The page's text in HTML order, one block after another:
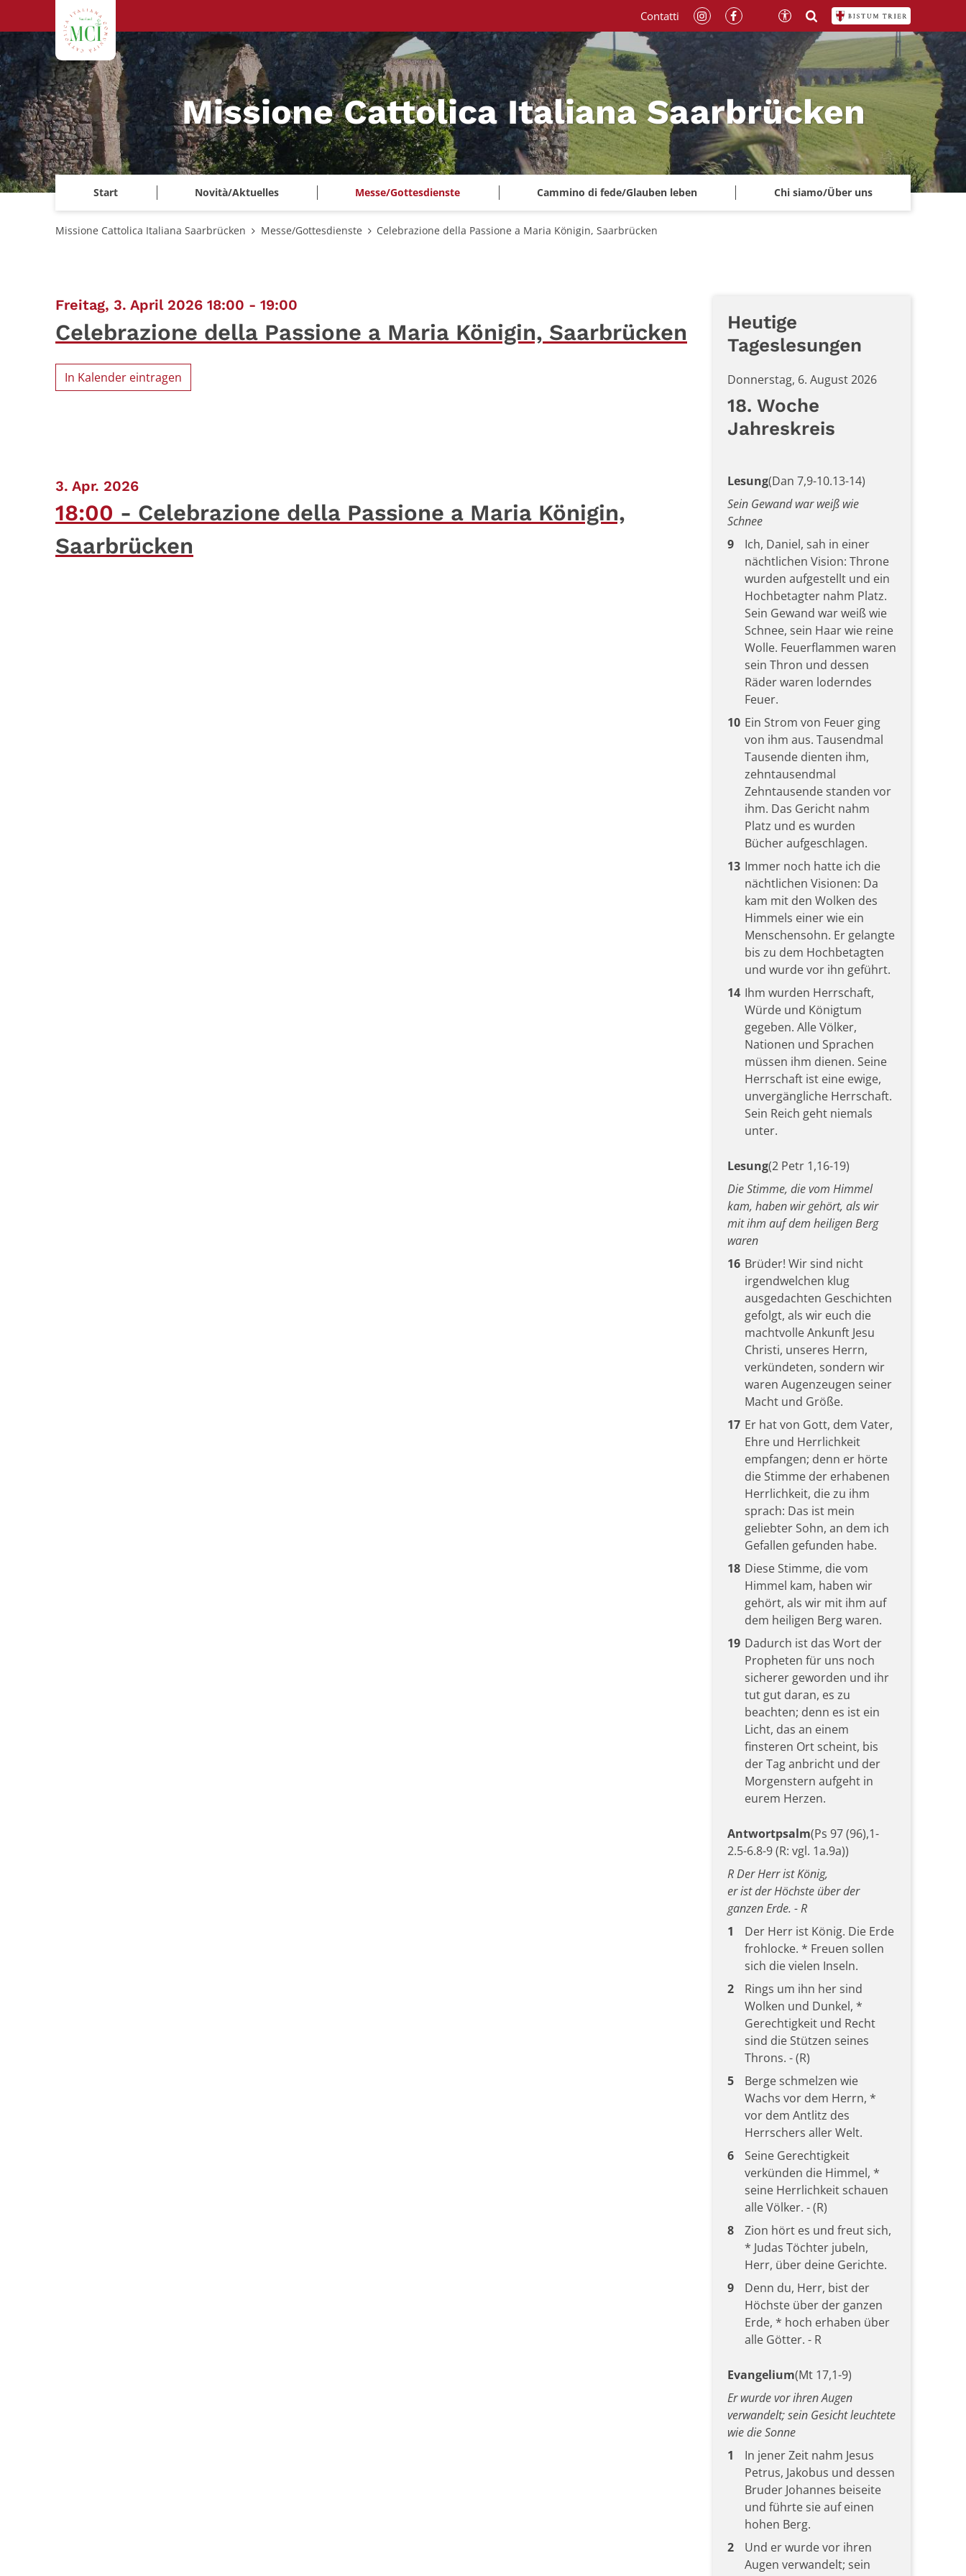
Zum Inhalt springen
Missione Cattolica Italiana Saarbrücken
Start Novità/Aktuelles Messe/Gottesdienste Cammino di fede/Glauben leben Chi siamo/Über uns
Contatti
Missione Cattolica Italiana Saarbrücken Messe/Gottesdienste Celebrazione della Passione a Maria Königin, Saarbrücken
Freitag, 3. April 2026 18:00 - 19:00
Celebrazione della Passione a Maria Königin, Saarbrücken
In Kalender eintragen
3. Apr. 2026:
18:00
Celebrazione della Passione a Maria Königin,
Saarbrücken
Heutige
Tageslesungen
Donnerstag, 6. August 2026
18. Woche
Jahreskreis
Lesung(Dan 7,9-10.13-14)
Sein Gewand war weiß wie
Schnee
9
Ich, Daniel, sah in einer
nächtlichen Vision: Throne
wurden aufgestellt und ein
Hochbetagter nahm Platz.
Sein Gewand war weiß wie
Schnee, sein Haar wie reine
Wolle. Feuerflammen waren
sein Thron und dessen
Räder waren loderndes
Feuer.
10 Ein Strom von Feuer ging
von ihm aus. Tausendmal
Tausende dienten ihm,
zehntausendmal
Zehntausende standen vor
ihm. Das Gericht nahm
Platz und es wurden
Bücher aufgeschlagen.
13 Immer noch hatte ich die
nächtlichen Visionen: Da
kam mit den Wolken des
Himmels einer wie ein
Menschensohn. Er gelangte
bis zu dem Hochbetagten
und wurde vor ihn geführt.
14 Ihm wurden Herrschaft,
Würde und Königtum
gegeben. Alle Völker,
Nationen und Sprachen
müssen ihm dienen. Seine
Herrschaft ist eine ewige,
unvergängliche Herrschaft.
Sein Reich geht niemals
unter.
Lesung(2 Petr 1,16-19)
Die Stimme, die vom Himmel
kam, haben wir gehört, als wir
mit ihm auf dem heiligen Berg
waren
16 Brüder! Wir sind nicht
irgendwelchen klug
ausgedachten Geschichten
gefolgt, als wir euch die
machtvolle Ankunft Jesu
Christi, unseres Herrn,
verkündeten, sondern wir
waren Augenzeugen seiner
Macht und Größe.
17 Er hat von Gott, dem Vater,
Ehre und Herrlichkeit
empfangen; denn er hörte
die Stimme der erhabenen
Herrlichkeit, die zu ihm
sprach: Das ist mein
geliebter Sohn, an dem ich
Gefallen gefunden habe.
18 Diese Stimme, die vom
Himmel kam, haben wir
gehört, als wir mit ihm auf
dem heiligen Berg waren.
19 Dadurch ist das Wort der
Propheten für uns noch
sicherer geworden und ihr
tut gut daran, es zu
beachten; denn es ist ein
Licht, das an einem
finsteren Ort scheint, bis
der Tag anbricht und der
Morgenstern aufgeht in
eurem Herzen.
Antwortpsalm(Ps 97 (96),1-
2.5-6.8-9 (R: vgl. 1a.9a))
R Der Herr ist König,
er ist der Höchste über der
ganzen Erde. - R
1
Der Herr ist König. Die Erde
frohlocke. * Freuen sollen
sich die vielen Inseln.
2
Rings um ihn her sind
Wolken und Dunkel, *
Gerechtigkeit und Recht
sind die Stützen seines
Throns. - (R)
5
Berge schmelzen wie
Wachs vor dem Herrn, *
vor dem Antlitz des
Herrschers aller Welt.
6
Seine Gerechtigkeit
verkünden die Himmel, *
seine Herrlichkeit schauen
alle Völker. - (R)
8
Zion hört es und freut sich,
* Judas Töchter jubeln,
Herr, über deine Gerichte.
9
Denn du, Herr, bist der
Höchste über der ganzen
Erde, * hoch erhaben über
alle Götter. - R
Evangelium(Mt 17,1-9)
Er wurde vor ihren Augen
verwandelt; sein Gesicht leuchtete
wie die Sonne
1
In jener Zeit nahm Jesus
Petrus, Jakobus und dessen
Bruder Johannes beiseite
und führte sie auf einen
hohen Berg.
2
Und er wurde vor ihren
Augen verwandelt; sein